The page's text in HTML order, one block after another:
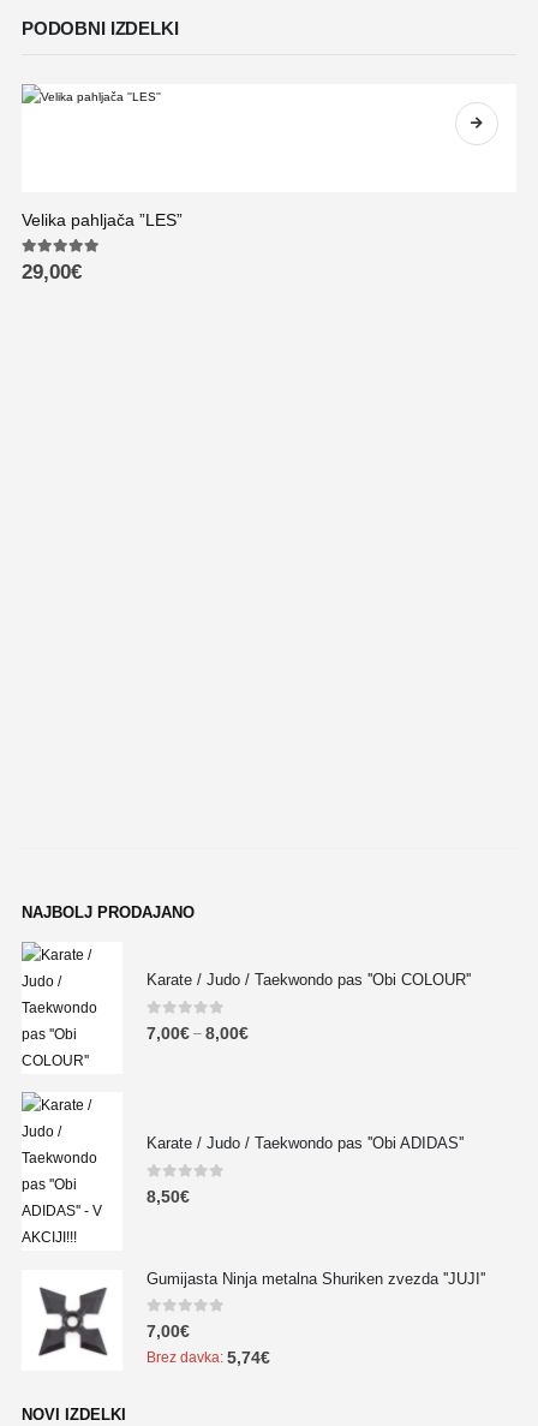
PODOBNI IZDELKI
Velika pahljača ”LES”
5.00out of 5
29,00€
NAJBOLJ PRODAJANO
Karate / Judo / Taekwondo pas ''Obi COLOUR''
0out of 5
7,00€ – 8,00€
Karate / Judo / Taekwondo pas ''Obi ADIDAS''
0 out of 5
8,50€
Gumijasta Ninja metalna Shuriken zvezda ''JUJI''
0out of 5
7,00€
Brez davka: 5,74€
NOVI IZDELKI